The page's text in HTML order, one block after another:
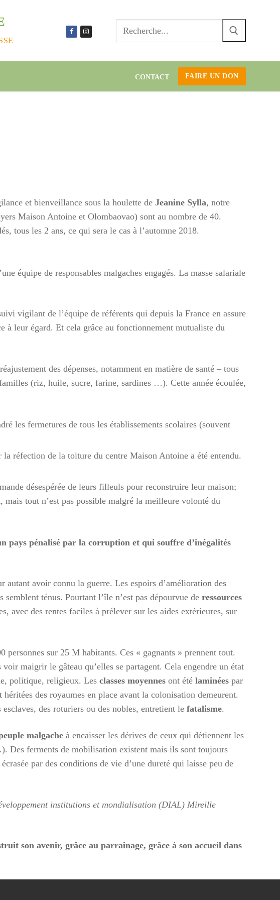
CONTACT FAIRE UN DON
et bienveillance sous la houlette de Jeanine Sylla, notre
Maison Antoine et Olombaovao) sont au nombre de 40.
tous les 2 ans, ce qui sera le cas à l’automne 2018.
équipe de responsables malgaches engagés. La masse salariale
vigilant de l’équipe de référents qui depuis la France en assure
à leur égard. Et cela grâce au fonctionnement mutualiste du
des dépenses, notamment en matière de santé – tous
(riz, huile, sucre, farine, sardines …). Cette année écoulée,
les fermetures de tous les établissements scolaires (souvent
réfection de la toiture du centre Maison Antoine a été entendu.
désespérée de leurs filleuls pour reconstruire leur maison;
tout n’est pas possible malgré la meilleure volonté du
pays pénalisé par la corruption et qui souffre d’inégalités
autant avoir connu la guerre. Les espoirs d’amélioration des
ténus. Pourtant l’île n’est pas dépourvue de ressources
avec des rentes faciles à prélever sur les aides extérieures, sur
sur 25 M habitants. Ces « gagnants » prennent tout.
maigrir le gâteau qu’elles se partagent. Cela engendre un état
politique, religieux. Les classes moyennes ont été laminées par
des royaumes en place avant la colonisation demeurent.
des roturiers ou des nobles, entretient le fatalisme.
malgache à encaisser les dérives de ceux qui détiennent les
Des ferments de mobilisation existent mais ils sont toujours
par des conditions de vie d’une dureté qui laisse peu de
institutions et mondialisation (DIAL) Mireille
son avenir, grâce au parrainage, grâce à son accueil dans
terre-des-
des Enfants, chez